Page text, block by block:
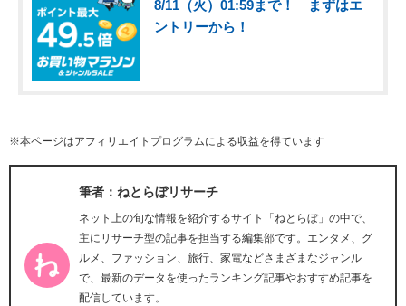
8/11（火）01:59まで！ まずはエ
ントリーから！
※本ページはアフィリエイトプログラムによる収益を得ています
筆者：ねとらぼリサーチ
ネット上の旬な情報を紹介するサイト「ねとらぼ」の中で、
主にリサーチ型の記事を担当する編集部です。エンタメ、グ
ルメ、ファッション、旅行、家電などさまざまなジャンル
で、最新のデータを使ったランキング記事やおすすめ記事を
配信しています。